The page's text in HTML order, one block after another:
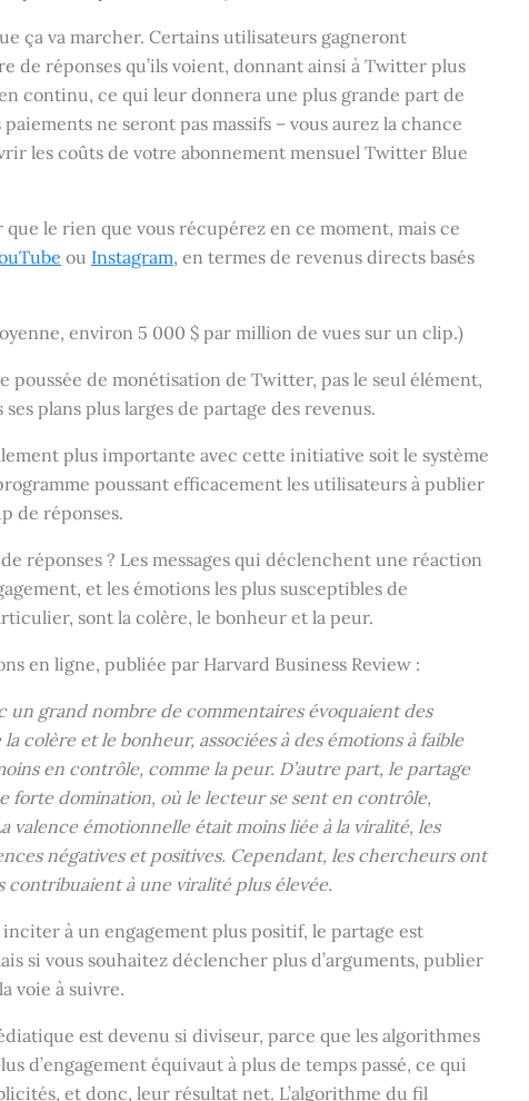
ça va marcher. Certains utilisateurs gagneront
de réponses qu’ils voient, donnant ainsi à Twitter plus
continu, ce qui leur donnera une plus grande part de
ne seront pas massifs – vous aurez la chance
les coûts de votre abonnement mensuel Twitter Blue
le rien que vous récupérez en ce moment, mais ce
ou Instagram, en termes de revenus directs basés
environ 5 000 $ par million de vues sur un clip.)
poussée de monétisation de Twitter, pas le seul élément,
plans plus larges de partage des revenus.
plus importante avec cette initiative soit le système
poussant efficacement les utilisateurs à publier
de réponses.
réponses ? Les messages qui déclenchent une réaction
et les émotions les plus susceptibles de
sont la colère, le bonheur et la peur.
en ligne, publiée par Harvard Business Review :
un grand nombre de commentaires évoquaient des
colère et le bonheur, associées à des émotions à faible
en contrôle, comme la peur. D’autre part, le partage
forte domination, où le lecteur se sent en contrôle,
valence émotionnelle était moins liée à la viralité, les
négatives et positives. Cependant, les chercheurs ont
contribuaient à une viralité plus élevée.
inciter à un engagement plus positif, le partage est
si vous souhaitez déclencher plus d’arguments, publier
voie à suivre.
est devenu si diviseur, parce que les algorithmes
d’engagement équivaut à plus de temps passé, ce qui
et donc, leur résultat net. L’algorithme du fil